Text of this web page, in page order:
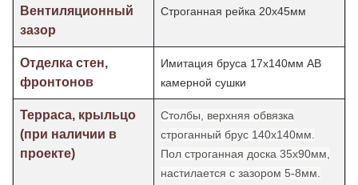
Вентиляционный
зазор
Строганная рейка 20х45мм
Отделка стен,
фронтонов
Имитация бруса 17х140мм АВ
камерной сушки
Терраса, крыльцо
(при наличии в
проекте)
Столбы, верхняя обвязка
строганный брус 140х140мм.
Пол строганная доска 35х90мм,
настилается с зазором 5-8мм.